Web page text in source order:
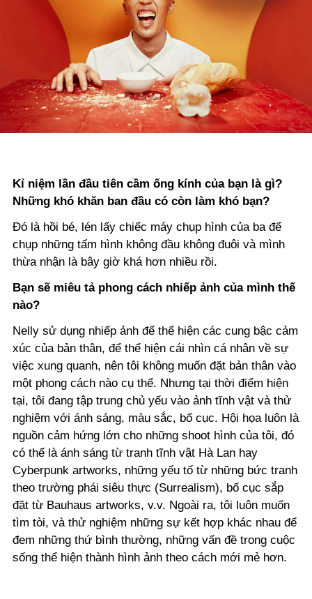
Kỉ niệm lần đầu tiên cầm ống kính của bạn là gì?
Những khó khăn ban đầu có còn làm khó bạn?
Đó là hồi bé, lén lấy chiếc máy chụp hình của ba để
chụp những tấm hình không đầu không đuôi và mình
thừa nhận là bây giờ khá hơn nhiều rồi.
Bạn sẽ miêu tả phong cách nhiếp ảnh của mình thế
nào?
Nelly sử dụng nhiếp ảnh để thể hiện các cung bậc cảm
xúc của bản thân, để thể hiện cái nhìn cá nhân về sự
việc xung quanh, nên tôi không muốn đặt bản thân vào
một phong cách nào cụ thể. Nhưng tại thời điểm hiện
tại, tôi đang tập trung chủ yếu vào ảnh tĩnh vật và thử
nghiệm với ánh sáng, màu sắc, bố cục. Hội họa luôn là
nguồn cảm hứng lớn cho những shoot hình của tôi, đó
có thể là ánh sáng từ tranh tĩnh vật Hà Lan hay
Cyberpunk artworks, những yếu tố từ những bức tranh
theo trường phái siêu thực (Surrealism), bố cục sắp
đặt từ Bauhaus artworks, v.v. Ngoài ra, tôi luôn muốn
tìm tòi, và thử nghiệm những sự kết hợp khác nhau để
đem những thứ bình thường, những vấn đề trong cuộc
sống thể hiện thành hình ảnh theo cách mới mẻ hơn.